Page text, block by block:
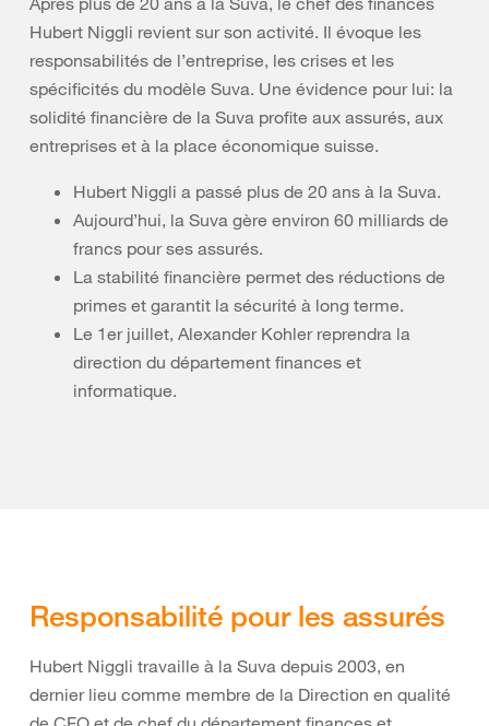
Hubert Niggli revient sur son activité. Il évoque les
responsabilités de l’entreprise, les crises et les
spécificités du modèle Suva. Une évidence pour lui: la
solidité financière de la Suva profite aux assurés, aux
entreprises et à la place économique suisse.
Hubert Niggli a passé plus de 20 ans à la Suva.
Aujourd’hui, la Suva gère environ 60 milliards de
francs pour ses assurés.
La stabilité financière permet des réductions de
primes et garantit la sécurité à long terme.
Le 1er juillet, Alexander Kohler reprendra la
direction du département finances et
informatique.
Responsabilité pour les assurés
Hubert Niggli travaille à la Suva depuis 2003, en
dernier lieu comme membre de la Direction en qualité